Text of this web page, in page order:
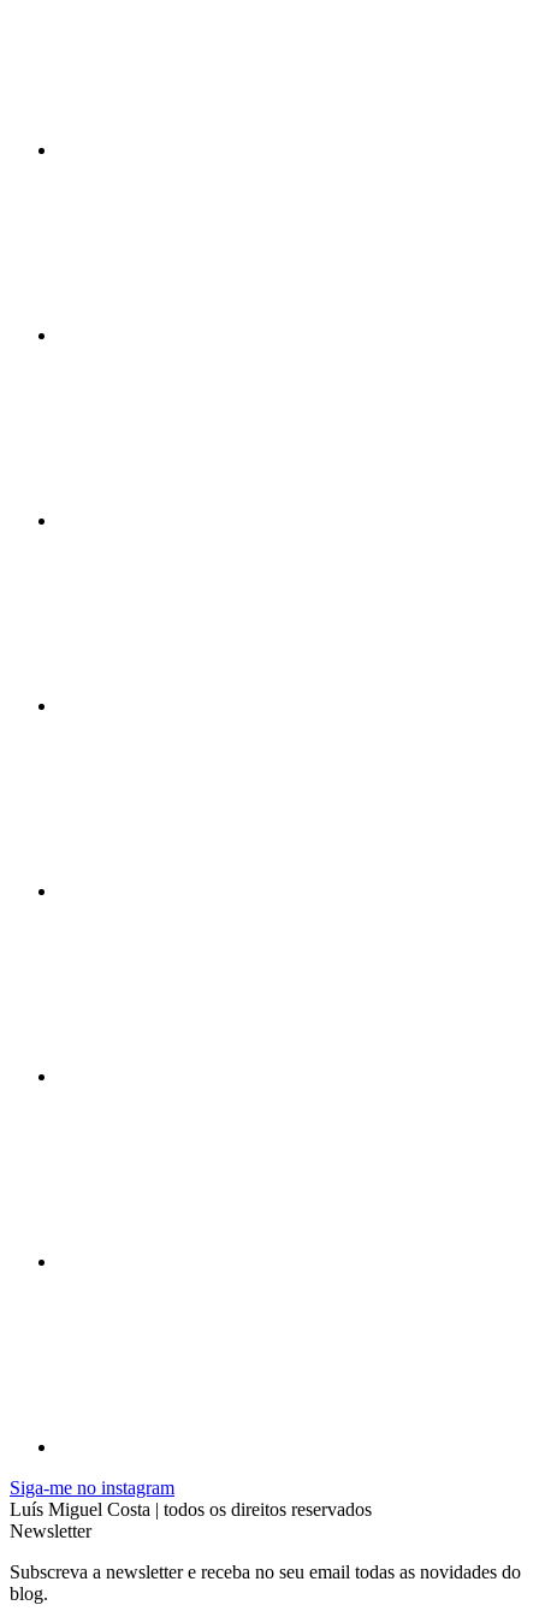
Siga-me no instagram
Luís Miguel Costa | todos os direitos reservados
Newsletter
Subscreva a newsletter e receba no seu email todas as novidades do
blog.